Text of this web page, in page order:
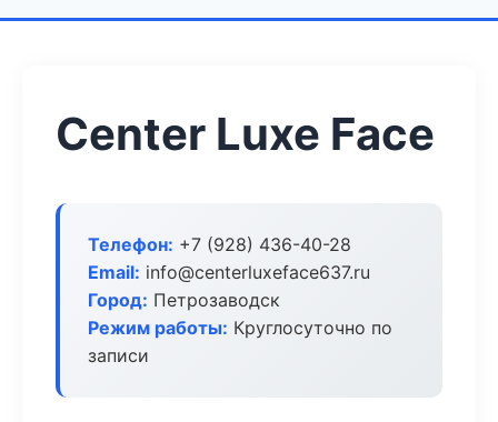
Center Luxe Face
Телефон: +7 (928) 436-40-28
Email: info@centerluxeface637.ru
Город: Петрозаводск
Режим работы: Круглосуточно по
записи